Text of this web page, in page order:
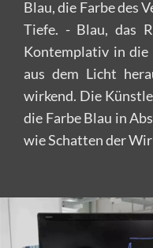
Blau, die Farbe des
Tiefe. - Blau, das
Kontemplativ in
aus dem Licht
wirkend. Die
die Farbe Blau in
wie Schatten der